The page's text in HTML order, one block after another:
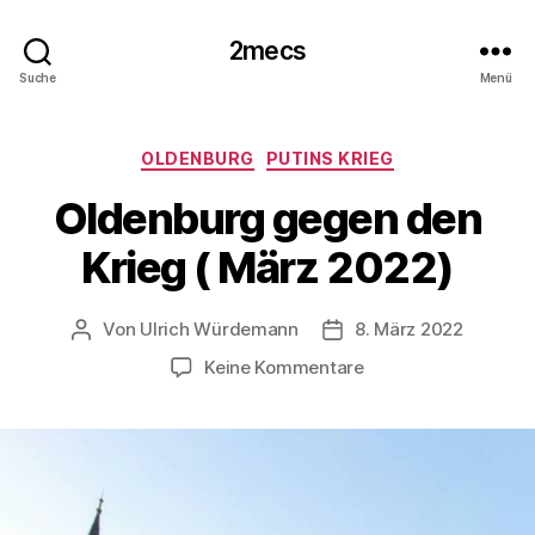
Suche
2mecs
Menü
Kategorien
OLDENBURG PUTINS KRIEG
Oldenburg gegen den
Krieg ( März 2022)
Beitragsautor
Von Ulrich Würdemann Beitragsdatum
8. März 2022
Keine Kommentarezu